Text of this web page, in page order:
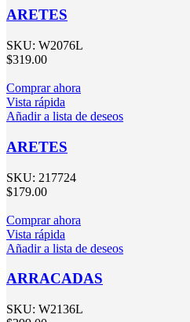
ARETES
SKU: W2076L
$319.00
Comprar ahora
Vista rápida
Añadir a lista de deseos
ARETES
SKU: 217724
$179.00
Comprar ahora
Vista rápida
Añadir a lista de deseos
ARRACADAS
SKU: W2136L